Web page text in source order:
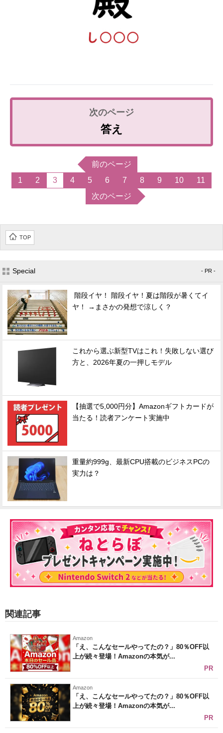
答え
前のページ
1
2 3 4 5 6 7 8 9 10
11
次のページ
TOP
Special - PR -
階段イヤ！ 階段イヤ！夏は階段が暑くてイ
ヤ！ →まさかの発想で涼しく？
これから選ぶ新型TVはこれ！失敗しない選び
方と、2026年夏の一押しモデル
【抽選で5,000円分】Amazonギフトカードが
当たる！読者アンケート実施中
重量約999g、最新CPU搭載のビジネスPCの
実力は？
関連記事
Amazon
「え、こんなセールやってたの？」80％OFF以
上が続々登場！Amazonの本気が...
PR
Amazon
「え、こんなセールやってたの？」80％OFF以
上が続々登場！Amazonの本気が...
PR